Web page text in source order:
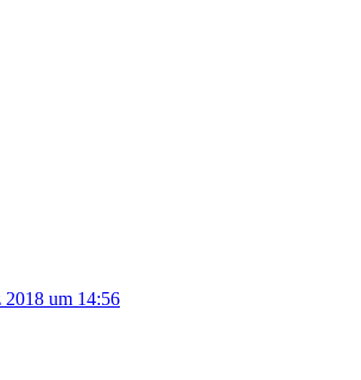
2018 um 14:56